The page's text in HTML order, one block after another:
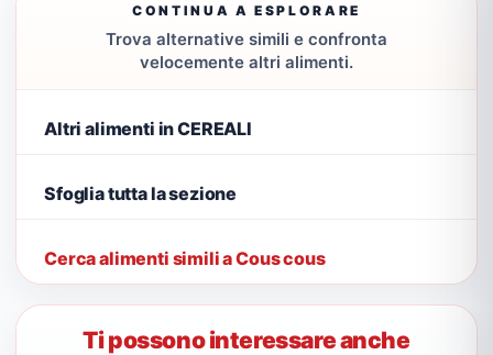
CONTINUA A ESPLORARE
Trova alternative simili e confronta
velocemente altri alimenti.
Altri alimenti in CEREALI
Sfoglia tutta la sezione
Cerca alimenti simili a Cous cous
Ti possono interessare anche